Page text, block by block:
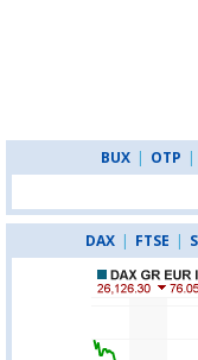
BUX | OTP |
DAX | FTSE |